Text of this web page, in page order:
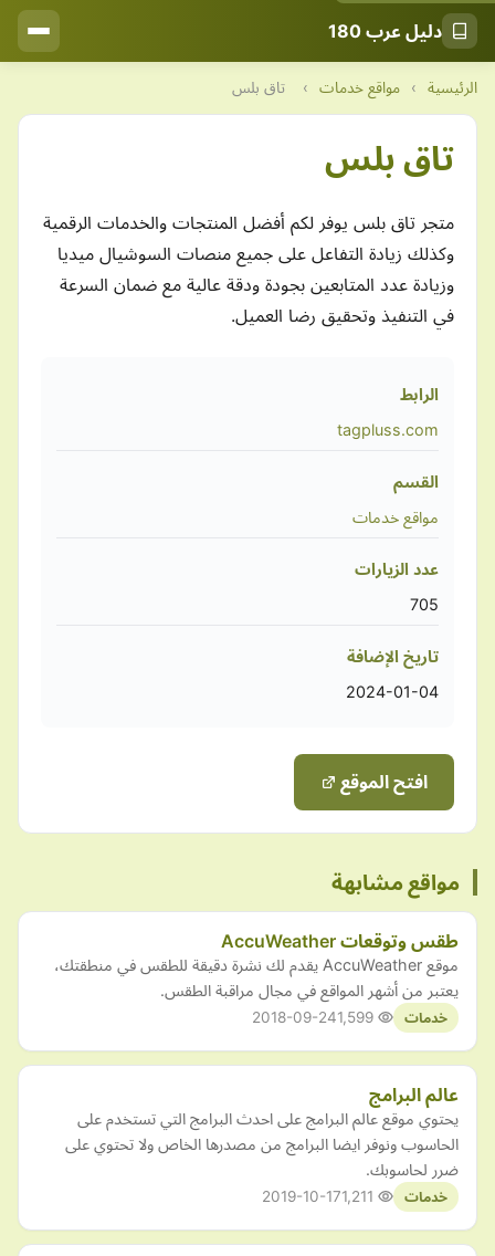
دليل عرب 180
الرئيسية › مواقع خدمات › تاق بلس
تاق بلس
متجر تاق بلس يوفر لكم أفضل المنتجات والخدمات الرقمية
وكذلك زيادة التفاعل على جميع منصات السوشيال ميديا
وزيادة عدد المتابعين بجودة ودقة عالية مع ضمان السرعة
في التنفيذ وتحقيق رضا العميل.
الرابط
tagpluss.com
القسم
مواقع خدمات
عدد الزيارات
705
تاريخ الإضافة
2024-01-04
افتح الموقع
مواقع مشابهة
طقس وتوقعات AccuWeather
موقع AccuWeather يقدم لك نشرة دقيقة للطقس في منطقتك،
يعتبر من أشهر المواقع في مجال مراقبة الطقس.
خدمات 2018-09-24
عالم البرامج
يحتوي موقع عالم البرامج على احدث البرامج التي تستخدم على
الحاسوب ونوفر ايضا البرامج من مصدرها الخاص ولا تحتوي على
ضرر لحاسوبك.
خدمات 2019-10-17